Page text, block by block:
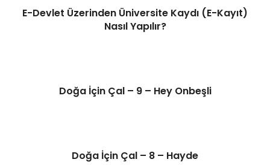
E-Devlet Üzerinden Üniversite Kaydı (E-Kayıt)
Nasıl Yapılır?
Doğa İçin Çal – 9 – Hey Onbeşli
Doğa İçin Çal – 8 – Hayde